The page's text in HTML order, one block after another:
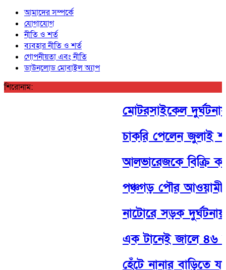
আমাদের সম্পর্কে
যোগাযোগ
নীতি ও শর্ত
ব্যবহার নীতি ও শর্ত
গোপনীয়তা এবং নীতি
ডাউনলোড মোবাইল অ্যাপ
শিরোনাম:
মোটরসাইকেল
চাকরি পেলেন জুলাই
আলভারেজকে বিক্রি
পঞ্চগড় পৌর আওয়ামী
নাটোরে সড়ক
এক টানেই জালে ৪৬
হেঁটে নানার বাড়িতে